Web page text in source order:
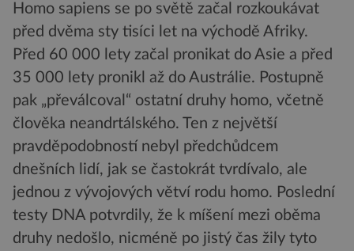
Homo sapiens se po světě začal rozkoukávat
před dvěma sty tisíci let na východě Afriky.
Před 60 000 lety začal pronikat do Asie a před
35 000 lety pronikl až do Austrálie. Postupně
pak „převálcoval“ ostatní druhy homo, včetně
člověka neandrtálského. Ten z největší
pravděpodobností nebyl předchůdcem
dnešních lidí, jak se častokrát tvrdívalo, ale
jednou z vývojových větví rodu homo. Poslední
testy DNA potvrdily, že k míšení mezi oběma
druhy nedošlo, nicméně po jistý čas žily tyto